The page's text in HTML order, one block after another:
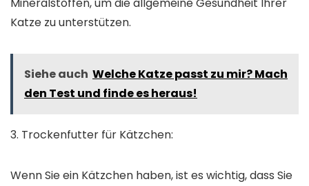
Mineralstoffen, um die allgemeine Gesundheit Ihrer
Katze zu unterstützen.
Siehe auch Welche Katze passt zu mir? Mach
den Test und finde es heraus!
3. Trockenfutter für Kätzchen:
Wenn Sie ein Kätzchen haben, ist es wichtig, dass Sie